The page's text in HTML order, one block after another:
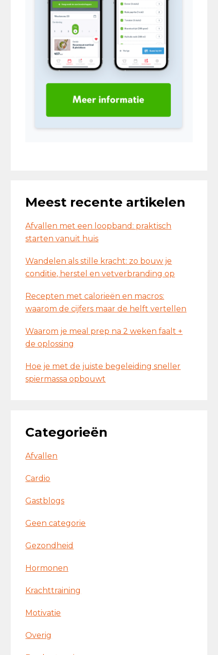
Meest recente artikelen
Afvallen met een loopband: praktisch
starten vanuit huis
Wandelen als stille kracht: zo bouw je
conditie, herstel en vetverbranding op
Recepten met calorieën en macros:
waarom de cijfers maar de helft vertellen
Waarom je meal prep na 2 weken faalt +
de oplossing
Hoe je met de juiste begeleiding sneller
spiermassa opbouwt
Categorieën
Afvallen
Cardio
Gastblogs
Geen categorie
Gezondheid
Hormonen
Krachttraining
Motivatie
Overig